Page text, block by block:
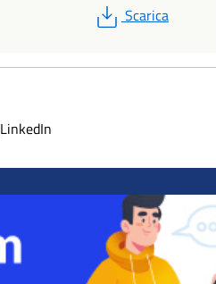
PDF
Scarica
LinkedIn